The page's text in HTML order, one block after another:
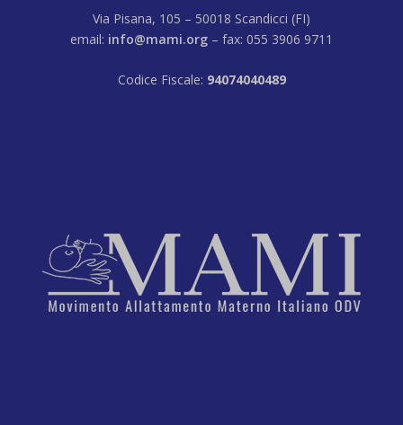
Via Pisana, 105 – 50018 Scandicci (FI)
email: info@mami.org – fax: 055 3906 9711
Codice Fiscale: 94074040489